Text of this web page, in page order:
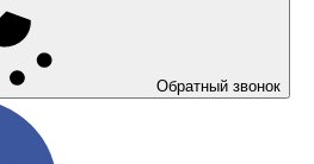
Обратный звонок